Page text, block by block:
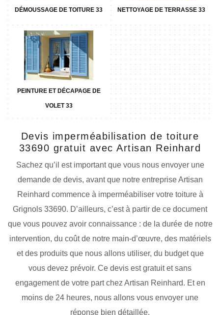
DÉMOUSSAGE DE TOITURE 33 NETTOYAGE DE TERRASSE 33
PEINTURE ET DÉCAPAGE DE
VOLET 33
Devis imperméabilisation de toiture
33690 gratuit avec Artisan Reinhard
Sachez qu’il est important que vous nous envoyer une
demande de devis, avant que notre entreprise Artisan
Reinhard commence à imperméabiliser votre toiture à
Grignols 33690. D’ailleurs, c’est à partir de ce document
que vous pouvez avoir connaissance : de la durée de notre
intervention, du coût de notre main-d’œuvre, des matériels
et des produits que nous allons utiliser, du budget que
vous devez prévoir. Ce devis est gratuit et sans
engagement de votre part chez Artisan Reinhard. Et en
moins de 24 heures, nous allons vous envoyer une
réponse bien détaillée.